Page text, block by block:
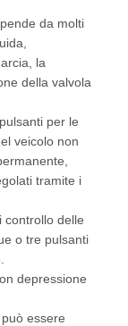
da molti
la
della valvola
per le
veicolo non
tramite i
controllo delle
o tre pulsanti
depressione
essere